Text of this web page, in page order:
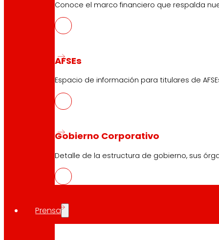
Conoce el marco financiero que respalda
AFSEs
Espacio de información para titulares de
Gobierno Corporativo
Detalle de la estructura de gobierno, sus
Prensa
Nos comprometemos a
la satisfacción y
el desarrollo de lasPersonas
Trabajadoras
“Porque nos importa el bienestar de las
personas trabajadoras. La participación